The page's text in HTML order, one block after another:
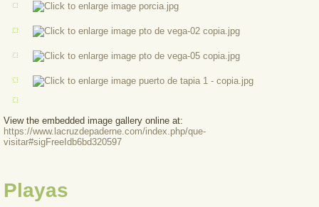
View the embedded image gallery online at:
https://www.lacruzdepaderne.com/index.php/que-
visitar#sigFreeIdb6bd320597
Playas